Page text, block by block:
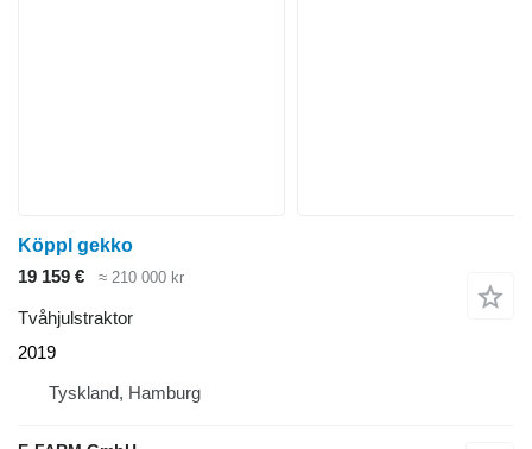
Köppl gekko
19 159 €
≈ 210 000 kr
Tvåhjulstraktor
2019
Tyskland, Hamburg